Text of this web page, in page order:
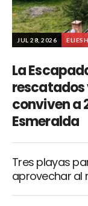
JUL 28, 2026
La
rescatados
conviven a
Esmeralda
Tres playas
aprovechar al